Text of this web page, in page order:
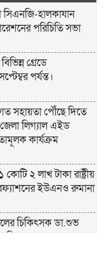
হালকাযান
পরিচিতি সভা
গ্রেডে
পর্যন্ত।
সহায়তা পৌঁছে দিতে
লিগ্যাল এইড
কার্যক্রম
২ লাখ টাকা রাষ্ট্রীয়
ইউএনও রুমানা
চিকিৎসক ডা.শুভ